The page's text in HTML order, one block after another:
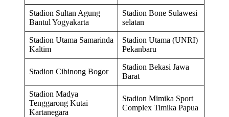
Stadion Sultan Agung
Bantul Yogyakarta
Stadion Bone Sulawesi
selatan
Stadion Utama Samarinda
Kaltim
Stadion Utama (UNRI)
Pekanbaru
Stadion Cibinong Bogor
Stadion Bekasi Jawa
Barat
Stadion Madya
Tenggarong Kutai
Kartanegara
Stadion Mimika Sport
Complex Timika Papua